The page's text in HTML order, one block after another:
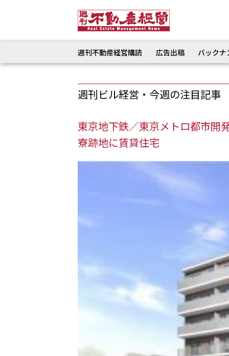
週刊不動産経営購読 広告出稿 バック
週刊ビル経営・今週の注目記事
東京地下鉄／東京メトロ都市
寮跡地に賃貸住宅